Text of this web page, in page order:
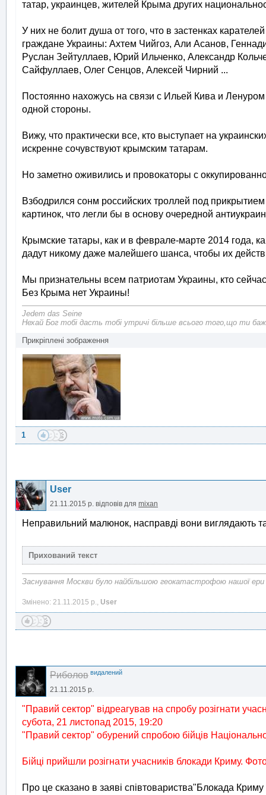
татар, украинцев, жителей Крыма других
У них не болит душа от того, что в застенках
граждане Украины: Ахтем Чийгоз, Али Асанов,
Руслан Зейтуллаев, Юрий Ильченко, Александр
Сайфуллаев, Олег Сенцов, Алексей Чирний ...
Постоянно нахожусь на связи с Ильей Кива и
одной стороны.
Вижу, что практически все, кто выступает на
искренне сочувствуют крымским татарам.
Но заметно оживились и провокаторы с
Взбодрился сонм российских троллей под
картинок, что легли бы в основу очередной
Крымские татары, как и в феврале-марте 2014 года,
дадут никому даже малейшего шанса, чтобы их
Мы признательны всем патриотам Украины, кто
Без Крыма нет Украины!
Jedem das Seine
Нехай Бог тобі дасть тобі утричі більше всього того,що ти
Прикріплені зображення
1
User
21.11.2015 р. відповів для mixan
Неправильний малюнок, насправді вони виглядають
Заснування Москви було найбільшою геокатастрофою нашої ери
Змінено: 21.11.2015 р., User
Риболов видалений
21.11.2015 р.
"Правий сектор" відреагував на спробу розігнати
субота, 21 листопад 2015, 19:20
"Правий сектор" обурений спробою бійців
Бійці прийшли розігнати учасників блокади Криму.
Про це сказано в заяві співтовариства"Блокада